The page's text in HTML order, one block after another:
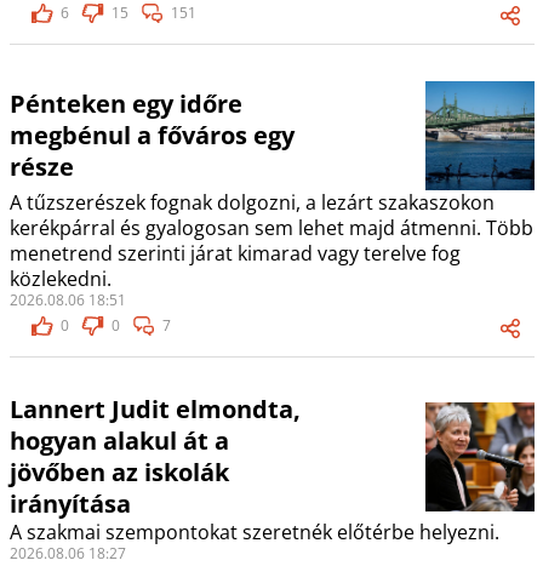
6
15 151
Pénteken egy időre
megbénul a főváros egy
része
A tűzszerészek fognak dolgozni, a lezárt szakaszokon
kerékpárral és gyalogosan sem lehet majd átmenni. Több
menetrend szerinti járat kimarad vagy terelve fog
közlekedni.
2026.08.06 18:51
0
0 7
Lannert Judit elmondta,
hogyan alakul át a
jövőben az iskolák
irányítása
A szakmai szempontokat szeretnék előtérbe helyezni.
2026.08.06 18:27